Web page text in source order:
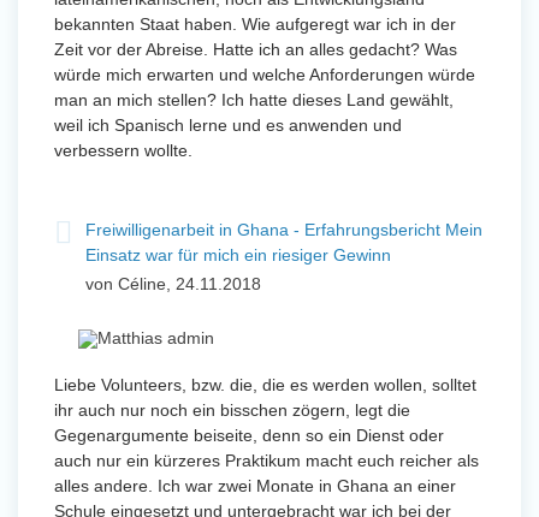
bekannten Staat haben. Wie aufgeregt war ich in der
Zeit vor der Abreise. Hatte ich an alles gedacht? Was
würde mich erwarten und welche Anforderungen würde
man an mich stellen? Ich hatte dieses Land gewählt,
weil ich Spanisch lerne und es anwenden und
verbessern wollte.
Freiwilligenarbeit in Ghana - Erfahrungsbericht Mein
Einsatz war für mich ein riesiger Gewinn
von Céline, 24.11.2018
Liebe Volunteers, bzw. die, die es werden wollen, solltet
ihr auch nur noch ein bisschen zögern, legt die
Gegenargumente beiseite, denn so ein Dienst oder
auch nur ein kürzeres Praktikum macht euch reicher als
alles andere. Ich war zwei Monate in Ghana an einer
Schule eingesetzt und untergebracht war ich bei der